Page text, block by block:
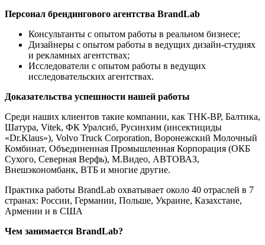
Персонал брендингового агентства BrandLab
Консультанты с опытом работы в реальном бизнесе;
Дизайнеры с опытом работы в ведущих дизайн-студиях
и рекламных агентствах;
Исследователи с опытом работы в ведущих
исследовательских агентствах.
Доказательства успешности нашей работы
Среди наших клиентов такие компании, как ТНК-BP, Балтика,
Шатура, Vitek, ФК Уралсиб, Русинхим (инсектициды
«Dr.Klaus»), Volvo Truck Corporation, Воронежский Молочный
Комбинат, Объединенная Промышленная Корпорация (ОКБ
Сухого, Северная Верфь), М.Видео, АВТОВАЗ,
Внешэкономбанк, ВТБ и многие другие.
Практика работы BrandLab охватывает около 40 отраслей в 7
странах: России, Германии, Польше, Украине, Казахстане,
Армении и в США
Чем занимается BrandLab?